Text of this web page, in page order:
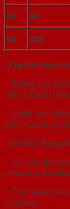
02 90’
03 120’
° Chi tiết theo
– Khung bao
(90’), 1.5mm (120’).
– Cánh cửa
(90’), 1.2mm (120’).
– Độ dày khung
– Lõi cửa
cháy và cách
– Thời gian
12 tháng.